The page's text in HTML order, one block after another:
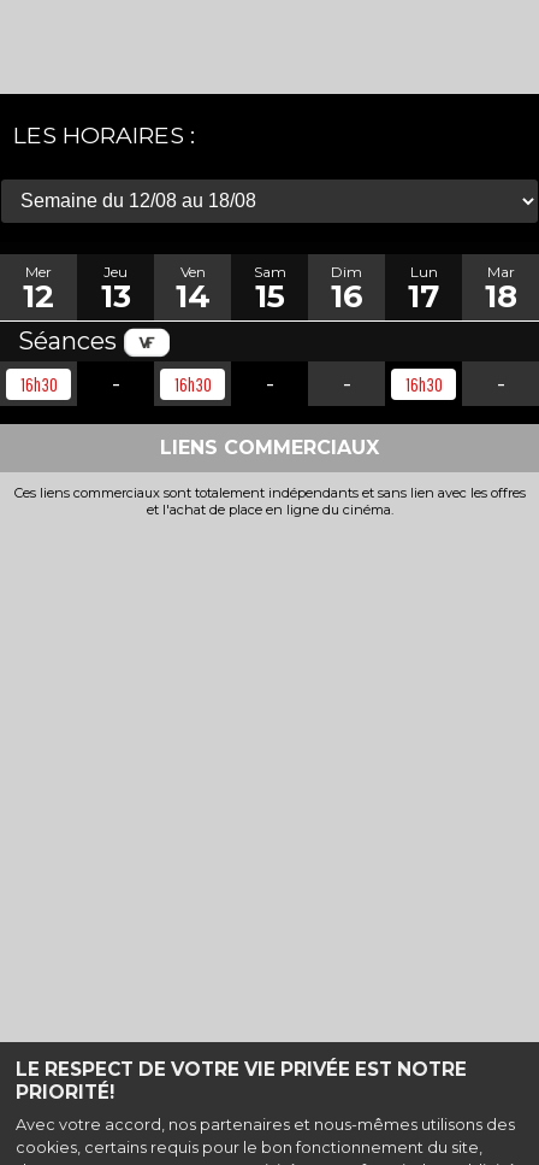
LE RESPECT DE VOTRE VIE PRIVÉE EST NOTRE
PRIORITÉ!
Avec votre accord, nos partenaires et nous-mêmes utilisons des
cookies, certains requis pour le bon fonctionnement du site,
LES HORAIRES :
Mer
12
Jeu
13
Ven
14
Sam
15
Dim
16
Lun
17
Mar
18
Séances
16h30 - 16h30 - - 16h30 -
LIENS COMMERCIAUX
Ces liens commerciaux sont totalement indépendants et sans lien avec les offres
et l'achat de place en ligne du cinéma.
Haut de page